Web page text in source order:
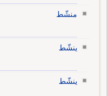
منشّط
ينشّط
ينشّط